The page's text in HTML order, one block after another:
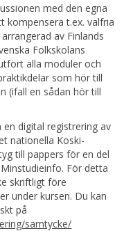
med den egna
kompensera t.ex. valfria
av Finlands
Folkskolans
alla moduler och
som hör till
(ifall en sådan hör till
digital registrering av
nationella Koski-
till pappers för en del
För detta
skriftligt före
under kursen. Du kan
på
samtycke/